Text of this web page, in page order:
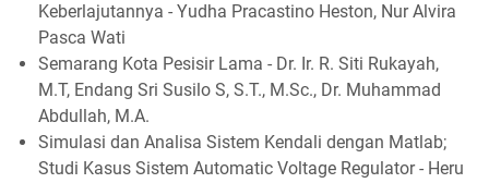
Keberlajutannya - Yudha Pracastino Heston, Nur Alvira
Pasca Wati
Semarang Kota Pesisir Lama - Dr. Ir. R. Siti Rukayah,
M.T, Endang Sri Susilo S, S.T., M.Sc., Dr. Muhammad
Abdullah, M.A.
Simulasi dan Analisa Sistem Kendali dengan Matlab;
Studi Kasus Sistem Automatic Voltage Regulator - Heru